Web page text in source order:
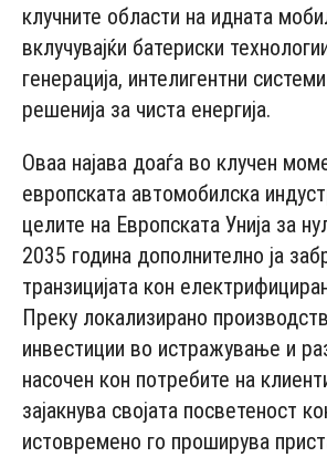
клучните области на идната
вклучувајќи батериски
генерација, интелигентни
решенија за чиста енергија.
Оваа најава доаѓа во клучен
европската автомобилска
целите на Европската Унија за
2035 година дополнително ја
транзицијата кон
Преку локализирано
инвестиции во истражување и
насочен кон потребите на
зајакнува својата посветеност
истовремено го проширува